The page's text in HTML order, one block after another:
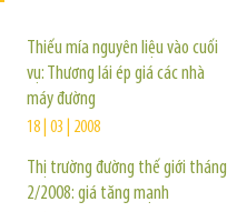
Thiếu mía nguyên liệu vào cuối
vụ: Thương lái ép giá các nhà
máy đường
18 | 03 | 2008
Thị trường đường thế giới tháng
2/2008: giá tăng mạnh